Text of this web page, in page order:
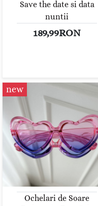
Save the date si data
nuntii
189,99RON
new
Ochelari de Soare